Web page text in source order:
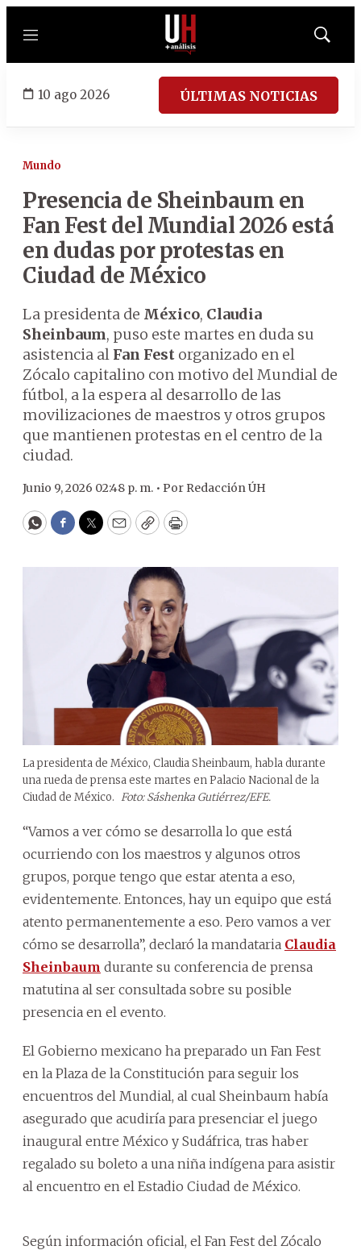
Menú
Mostrar
10 ago 2026 ÚLTIMAS NOTICIAS
Mundo
Presencia de Sheinbaum en
Fan Fest del Mundial 2026 está
en dudas por protestas en
Ciudad de México
La presidenta de México, Claudia
Sheinbaum, puso este martes en duda su
asistencia al Fan Fest organizado en el
Zócalo capitalino con motivo del Mundial de
fútbol, a la espera al desarrollo de las
movilizaciones de maestros y otros grupos
que mantienen protestas en el centro de la
ciudad.
Junio 9, 2026 02:48 p. m. • Por Redacción ÚH
WhatsApp
Facebook
Twitter
EmailCopyPrint
La presidenta de México, Claudia Sheinbaum, habla durante
una rueda de prensa este martes en Palacio Nacional de la
Ciudad de México. Foto: Sáshenka Gutiérrez/EFE.
“Vamos a ver cómo se desarrolla lo que está
ocurriendo con los maestros y algunos otros
grupos, porque tengo que estar atenta a eso,
evidentemente. Entonces, hay un equipo que está
atento permanentemente a eso. Pero vamos a ver
cómo se desarrolla”, declaró la mandataria Claudia
Sheinbaum durante su conferencia de prensa
matutina al ser consultada sobre su posible
presencia en el evento.
El Gobierno mexicano ha preparado un Fan Fest
en la Plaza de la Constitución para seguir los
encuentros del Mundial, al cual Sheinbaum había
asegurado que acudiría para presenciar el juego
inaugural entre México y Sudáfrica, tras haber
regalado su boleto a una niña indígena para asistir
al encuentro en el Estadio Ciudad de México.
Según información oficial, el Fan Fest del Zócalo